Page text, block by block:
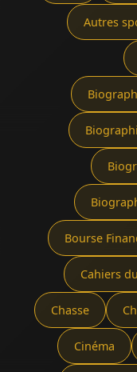
Autres
Bourse
Cahiers
Chasse
Cinéma